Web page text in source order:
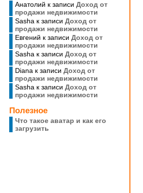
Анатолий к записи Доход от
продажи недвижимости
Sasha к записи Доход от
продажи недвижимости
Евгений к записи Доход от
продажи недвижимости
Sasha к записи Доход от
продажи недвижимости
Diana к записи Доход от
продажи недвижимости
Sasha к записи Доход от
продажи недвижимости
Полезное
Что такое аватар и как его
загрузить